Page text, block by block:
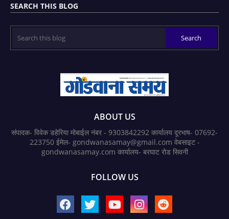
SEARCH THIS BLOG
ABOUT US
संपादक- विवेक डहेरिया मोबाईल नंबर - 9303842292 कार्यालय दूरभाष- 07692-
223750 ईमेल- gondwanasamay@gmail.com वेबसाइट -
gondwanasamay.com कार्यालय- बरघाट रोड सिवनी
FOLLOW US